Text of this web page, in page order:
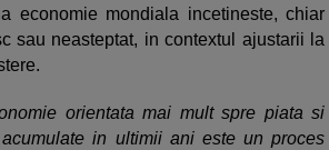
economie mondiala incetineste, chiar
sau neasteptat, in contextul ajustarii la
orientata mai mult spre piata si
in ultimii ani este un proces